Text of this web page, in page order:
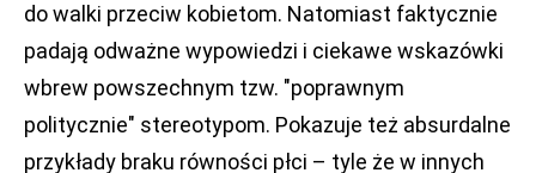
do walki przeciw kobietom. Natomiast faktycznie
padają odważne wypowiedzi i ciekawe wskazówki
wbrew powszechnym tzw. "poprawnym
politycznie" stereotypom. Pokazuje też absurdalne
przykłady braku równości płci – tyle że w innych